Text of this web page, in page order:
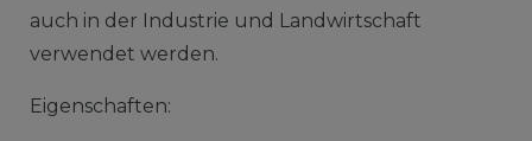
auch in der Industrie und Landwirtschaft
verwendet werden.
Eigenschaften: